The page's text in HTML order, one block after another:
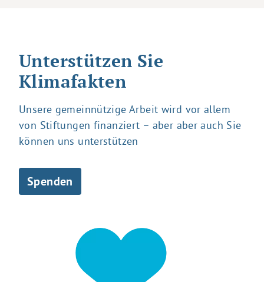
Unterstützen Sie
Klimafakten
Unsere gemeinnützige Arbeit wird vor allem
von Stiftungen finanziert – aber aber auch Sie
können uns unterstützen
Spenden